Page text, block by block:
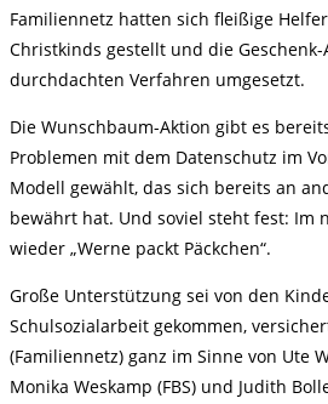
Familiennetz hatten sich fleißige
Christkinds gestellt und die
durchdachten Verfahren umgesetzt.
Die Wunschbaum-Aktion gibt es
Problemen mit dem Datenschutz im
Modell gewählt, das sich bereits an
bewährt hat. Und soviel steht fest: Im
wieder „Werne packt Päckchen“.
Große Unterstützung sei von den
Schulsozialarbeit gekommen,
(Familiennetz) ganz im Sinne von Ute
Monika Weskamp (FBS) und Judith